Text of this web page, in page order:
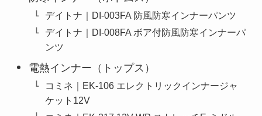
デイトナ｜DI-003FA 防風防寒インナーパンツ
デイトナ｜DI-008FA ボア付防風防寒インナーパ
ンツ
電熱インナー（トップス）
コミネ｜EK-106 エレクトリックインナージャ
ケット12V